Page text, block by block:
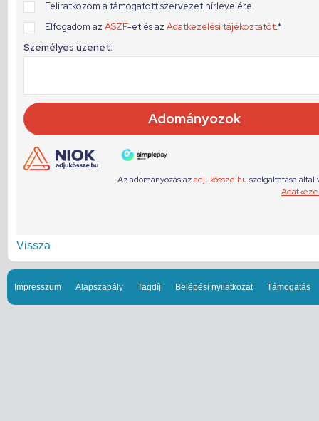
Vissza
Impresszum Alapszabály Tagdíj Belépési nyilatkozat Támogatás